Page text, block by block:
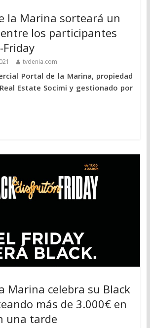
la Marina sorteará un
los participantes
Friday
tvdenia.com
Portal de la Marina, propiedad
Estate Socimi y gestionado por
Marina celebra su Black
más de 3.000€ en
una tarde